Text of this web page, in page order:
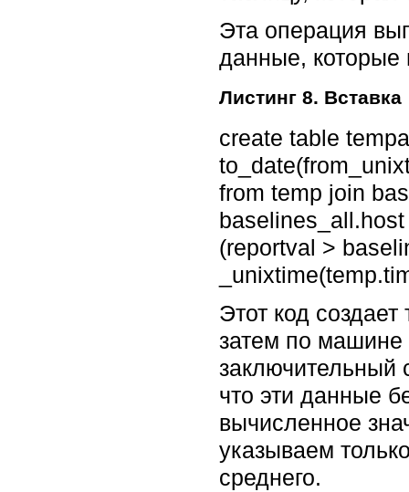
Эта операция
данные, которые
Листинг 8. Вставка
create table
from temp join
(reportval >
Этот код
затем по машине
заключительный
что эти данные
вычисленное
указываем
среднего.